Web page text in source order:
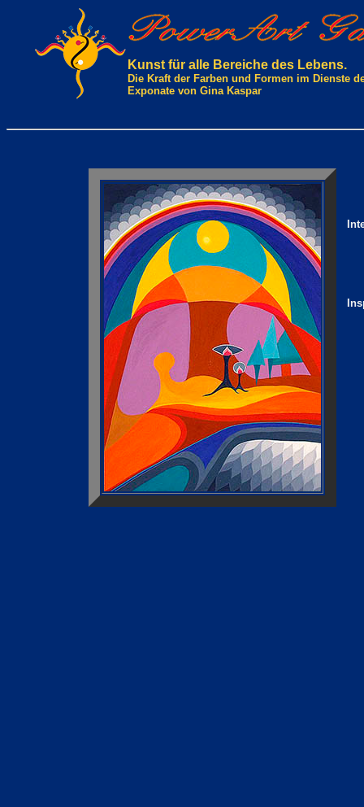
Kunst für alle Bereiche des Lebens.
Die Kraft der Farben und Formen im Dienste
Exponate von Gina Kaspar